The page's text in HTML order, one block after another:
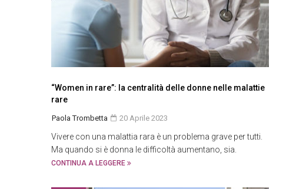
“Women in rare”: la centralità delle donne nelle malattie
rare
Paola Trombetta 20 Aprile 2023
Vivere con una malattia rara è un problema grave per tutti.
Ma quando si è donna le difficoltà aumentano, sia.
CONTINUA A LEGGERE